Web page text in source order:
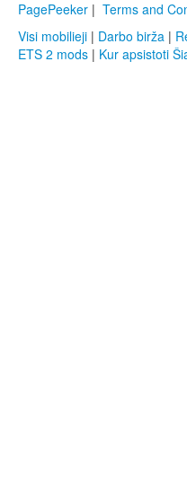
PagePeeker | Terms and
Visi mobilieji | Darbo birža |
ETS 2 mods | Kur apsistoti